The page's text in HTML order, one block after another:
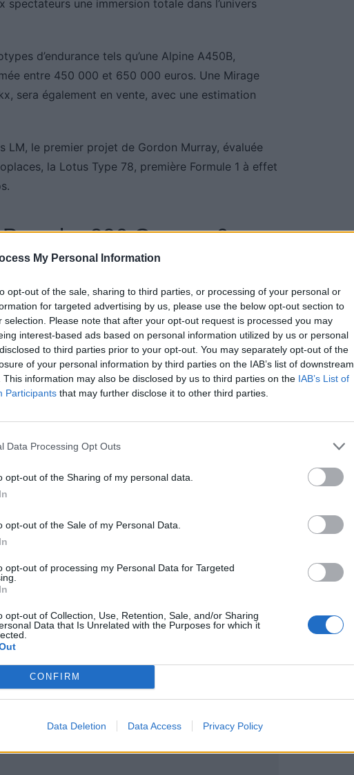
My Personal Information
opt-out of the sale, sharing to third parties, or processing of your personal or
for targeted advertising by us, please use the below opt-out section to
selection. Please note that after your opt-out request is processed you may
interest-based ads based on personal information utilized by us or personal
to third parties prior to your opt-out. You may separately opt-out of the
of your personal information by third parties on the IAB’s list of downstream
This information may also be disclosed by us to third parties on the IAB’s List of
Participants that may further disclose it to other third parties.
Data Processing Opt Outs
opt-out of the Sharing of my personal data.
opt-out of the Sale of my Personal Data.
opt-out of processing my Personal Data for Targeted
opt-out of Collection, Use, Retention, Sale, and/or Sharing
Data that Is Unrelated with the Purposes for which it
CONFIRM
Data Deletion Data Access Privacy Policy
une immersion totale dans l’univers
d’endurance tels qu’une Alpine A450B,
entre 450 000 et 650 000 euros. Une Mirage
sera également en vente, avec une estimation
LM, le premier projet de Gordon Murray, évaluée
la Lotus Type 78, première Formule 1 à effet
906 Carrera 6
6 de 1967, en état d’origine, suscite beaucoup
1960 et 1970, elle a accumulé plusieurs podiums,
historique et sa présentation exceptionnelle
d’euros.
largement d’autres voitures déjà très
plus grande diversité
organise également une vente en ligne du
y seront proposés, couvrant plus de 125
de réserve, ce qui permet à un large public
inclut aussi bien des prototypes de course,
une table basse réalisée à partir d’un moteur